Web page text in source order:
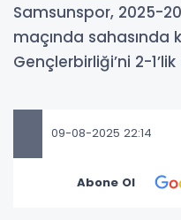
Samsunspor, 2025-
maçında sahasında
Gençlerbirliği’ni 2-
09-08-2025 22:14
Abone Ol